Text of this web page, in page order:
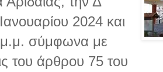
2024 και
σύμφωνα με
του άρθρου 75 του